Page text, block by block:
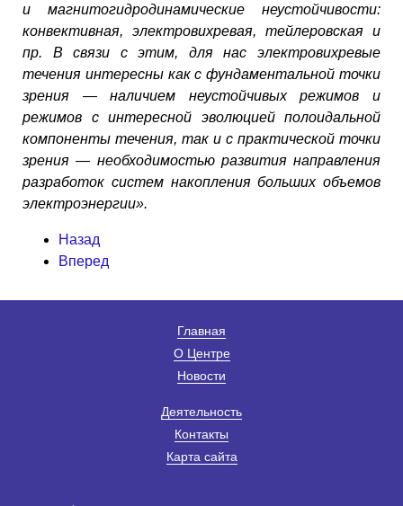
и магнитогидродинамические неустойчивости:
конвективная, электровихревая, тейлеровская и
пр. В связи с этим, для нас электровихревые
течения интересны как с фундаментальной точки
зрения — наличием неустойчивых режимов и
режимов с интересной эволюцией полоидальной
компоненты течения, так и с практической точки
зрения — необходимостью развития направления
разработок систем накопления больших объемов
электроэнергии».
Назад
Вперед
Главная
О Центре
Новости
Деятельность
Контакты
Карта сайта